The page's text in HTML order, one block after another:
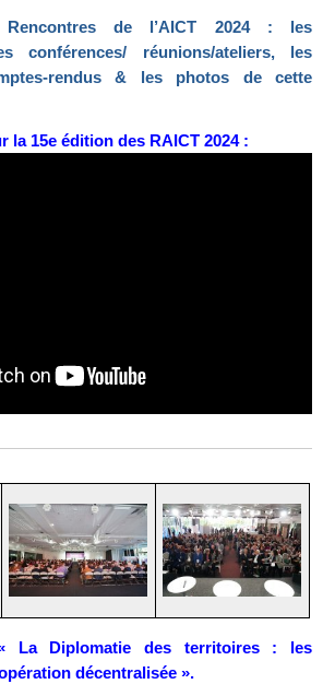
de l’AICT 2024 : les
conférences/ réunions/ateliers, les
rendus & les photos de cette
la 15e édition des RAICT 2024 :
La Diplomatie des territoires : les
décentralisée ».